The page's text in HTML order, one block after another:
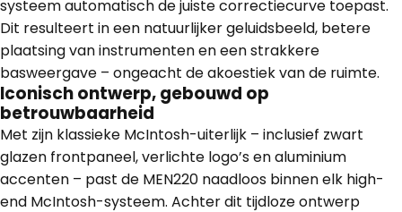
systeem automatisch de juiste correctiecurve toepast.
Dit resulteert in een natuurlijker geluidsbeeld, betere
plaatsing van instrumenten en een strakkere
basweergave – ongeacht de akoestiek van de ruimte.
Iconisch ontwerp, gebouwd op
betrouwbaarheid
Met zijn klassieke McIntosh-uiterlijk – inclusief zwart
glazen frontpaneel, verlichte logo’s en aluminium
accenten – past de MEN220 naadloos binnen elk high-
end McIntosh-systeem. Achter dit tijdloze ontwerp